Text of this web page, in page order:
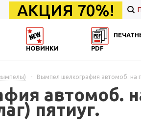
АКЦИЯ 70%!
НОВИНКИ
PDF
- Вымпел шелкография автомоб. на
автомоб.
пятиуг.